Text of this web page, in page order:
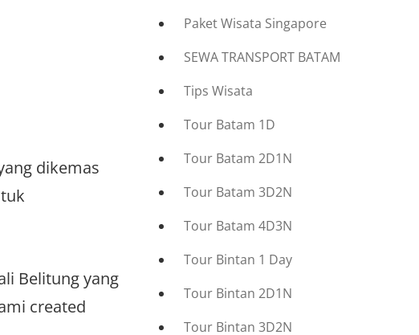
dikemas
Belitung yang
created
Paket Wisata Singapore
SEWA TRANSPORT BATAM
Tips Wisata
Tour Batam 1D
Tour Batam 2D1N
Tour Batam 3D2N
Tour Batam 4D3N
Tour Bintan 1 Day
Tour Bintan 2D1N
Tour Bintan 3D2N